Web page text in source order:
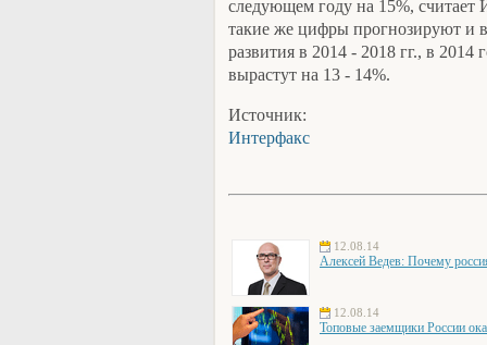
следующем году на 15%,
такие же цифры прогнозируют и в
развития в 2014 - 2018 гг., в
вырастут на 13 - 14%.
Источник:
Интерфакс
12.08.14
Алексей Ведев: Почему
12.08.14
Топовые заемщики России